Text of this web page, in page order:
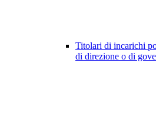
Titolari di incarichi
di direzione o di